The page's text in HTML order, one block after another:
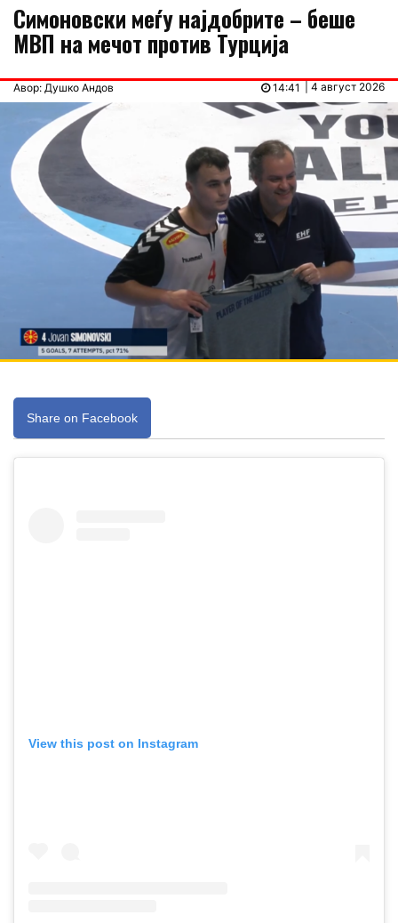
Симоновски меѓу најдобрите – беше
МВП на мечот против Турција
Авор: Душко Андов | 4 август 2026
14:41
Share on Facebook
View this post on Instagram